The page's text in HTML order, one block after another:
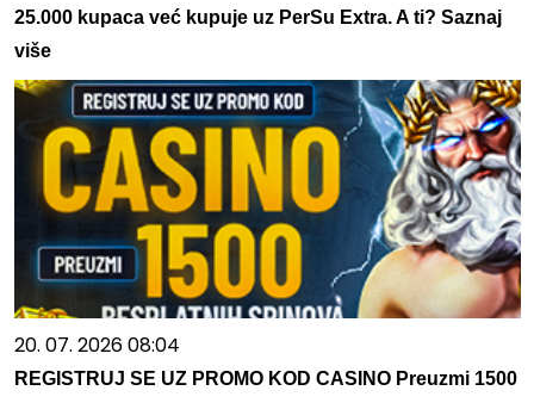
25.000 kupaca već kupuje uz PerSu Extra. A ti? Saznaj
više
20. 07. 2026 08:04
REGISTRUJ SE UZ PROMO KOD CASINO Preuzmi 1500